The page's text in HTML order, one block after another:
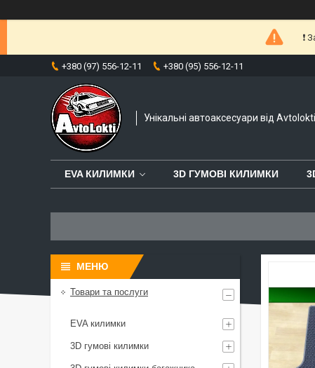
❗️
+380 (97) 556-12-11 +380 (95) 556-12-11
Унікальні автоаксесуари від Avtolokti
EVA КИЛИМКИ 3D ГУМОВІ КИЛИМКИ
Товари та послуги
EVA килимки
3D гумові килимки